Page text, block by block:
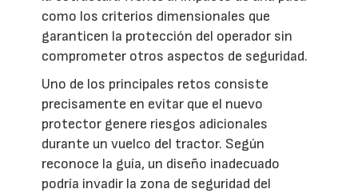
como los criterios dimensionales que
garanticen la protección del operador sin
comprometer otros aspectos de seguridad.
Uno de los principales retos consiste
precisamente en evitar que el nuevo
protector genere riesgos adicionales
durante un vuelco del tractor. Según
reconoce la guía, un diseño inadecuado
podría invadir la zona de seguridad del